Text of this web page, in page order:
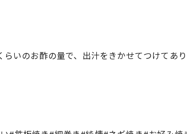
いのお酢の量で、出汁をきかせてつけてあり